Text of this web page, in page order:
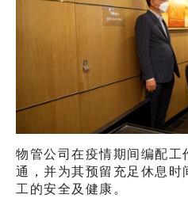
物管公司在疫情期间编配工
通，并为其预留充足休息时
工的安全及健康。